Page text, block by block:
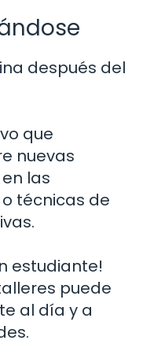
después del
que
nuevas
las
técnicas de
estudiante!
puede
al día y a